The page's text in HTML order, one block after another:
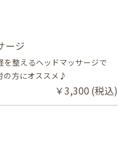
ージ
整えるヘッドマッサージで
の方にオススメ♪
￥3,300 (税込)